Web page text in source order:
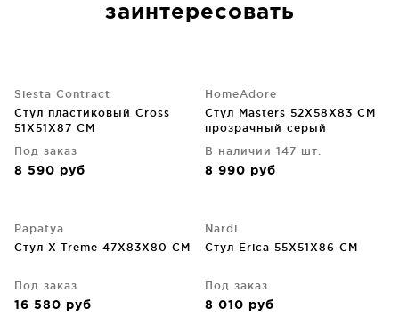
заинтересовать
Siesta Contract
Стул пластиковый Cross
51X51X87 CM
Под заказ
8 590 руб
HomeAdore
Стул Masters 52X58X83 CM
прозрачный серый
В наличии 147 шт.
8 990 руб
Papatya
Стул X-Treme 47X83X80 CM
Под заказ
16 580 руб
Nardi
Стул Erica 55X51X86 CM
Под заказ
8 010 руб